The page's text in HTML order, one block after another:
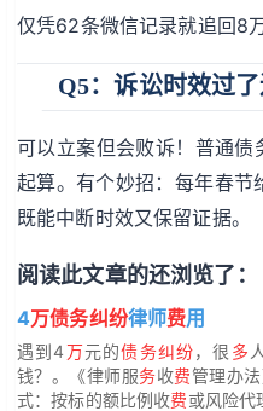
仅凭62条微信记录就追回8万
Q5：诉讼时效过了
可以立案但会败诉！普通
起算。有个妙招：每年春节
既能中断时效又保留证据。
阅读此文章的还浏览了：
4万债务纠纷律师费用
遇到4万元的债务纠纷，很 多
钱？。《律师服务收费管理办法
式：按标的额比例收费或风险代